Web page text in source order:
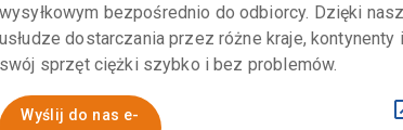
wysyłkowym bezpośrednio do odbiorcy. Dzięki
usłudze dostarczania przez różne kraje,
swój sprzęt ciężki szybko i bez problemów.
Wyślij do nas e-